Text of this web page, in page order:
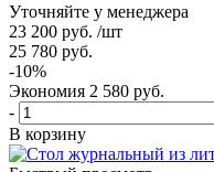
Уточняйте у менеджера
23 200 руб. /шт
25 780 руб.
-10%
Экономия 2 580 руб.
-
В корзину